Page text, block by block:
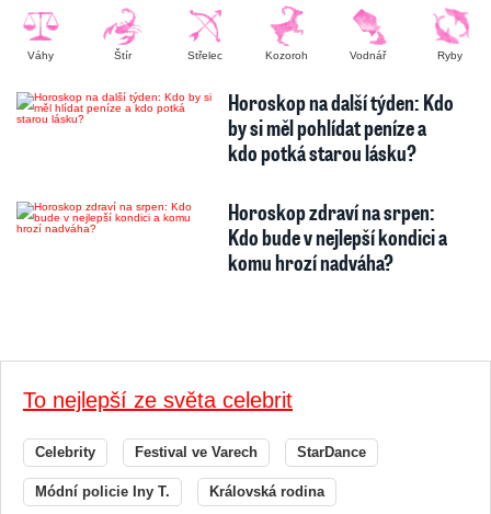
Váhy Štír Střelec Kozoroh Vodnář Ryby
Horoskop na další týden: Kdo
by si měl pohlídat peníze a
kdo potká starou lásku?
Horoskop zdraví na srpen:
Kdo bude v nejlepší kondici a
komu hrozí nadváha?
To nejlepší ze světa celebrit
Celebrity Festival ve Varech StarDance
Módní policie Iny T. Královská rodina